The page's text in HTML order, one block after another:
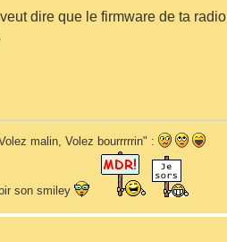
dire que le firmware de ta
malin, Volez bourrrrrin" :
son smiley